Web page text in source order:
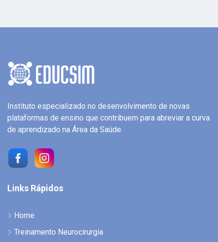
Instituto especializado no desenvolvimento de novas
plataformas de ensino que contribuem para abreviar a curva
de aprendizado na Área da Saúde.
Links Rápidos
Home
Treinamento Neurocirurgia